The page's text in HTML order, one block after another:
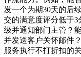
发一个为期30天的后
交的满意度评分低于
级并通知部门主管？
并发送客户关怀邮件
服务执行不打折扣的关